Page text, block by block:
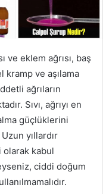
ve eklem ağrısı, baş
kramp ve aşılama
ağrıların
Sıvı, ağrıyı en
güçlüklerini
yıllardır
olarak kabul
ciddi doğum